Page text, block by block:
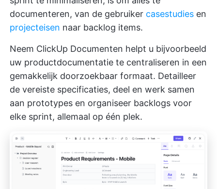
documenteren, van de gebruiker casestudies en
projecteisen naar backlog items.
Neem ClickUp Documenten helpt u bijvoorbeeld
uw productdocumentatie te centraliseren in een
gemakkelijk doorzoekbaar formaat. Detailleer
de vereiste specificaties, deel en werk samen
aan prototypes en organiseer backlogs voor
elke sprint, allemaal op één plek.